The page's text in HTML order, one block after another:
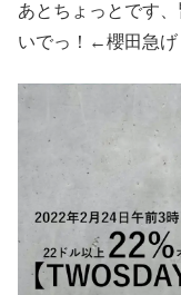
あとちょっとです
いでっ！←櫻田急げ